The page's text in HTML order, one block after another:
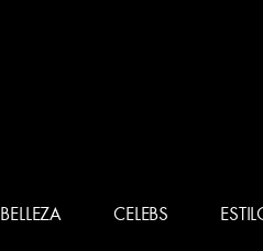
BELLEZA CELEBS